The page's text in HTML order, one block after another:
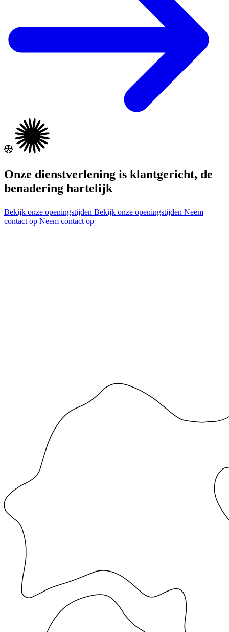
Onze dienstverlening is klantgericht, de
benadering hartelijk
Bekijk onze openingstijden Bekijk onze openingstijden Neem
contact op Neem contact op